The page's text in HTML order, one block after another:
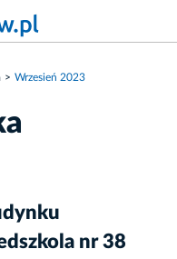
Wrzesień 2023
nr 38